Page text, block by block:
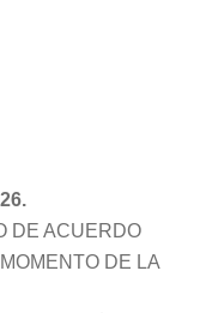
DE ACUERDO
DE LA